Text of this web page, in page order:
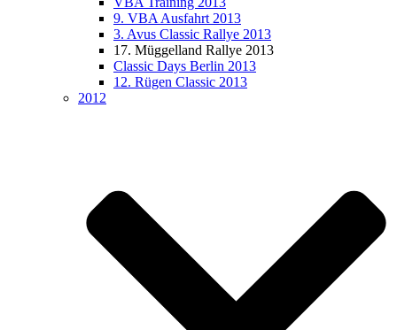
9. VBA Ausfahrt 2013
3. Avus Classic Rallye 2013
17. Müggelland Rallye 2013
Classic Days Berlin 2013
12. Rügen Classic 2013
2012